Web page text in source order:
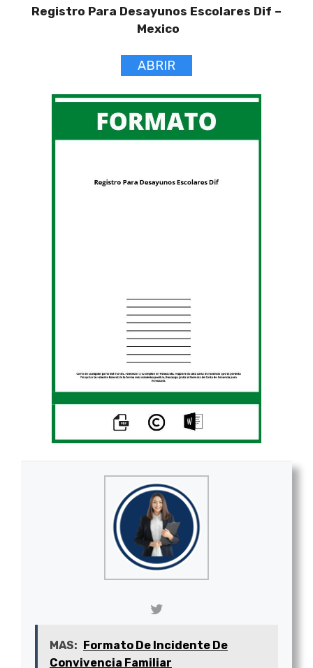
Registro Para Desayunos Escolares Dif –
Mexico
ABRIR
MAS: Formato De Incidente De
Convivencia Familiar